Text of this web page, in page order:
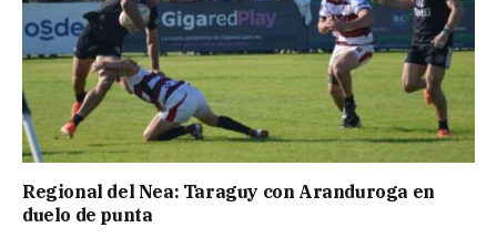
Regional del Nea: Taraguy con Aranduroga en
duelo de punta